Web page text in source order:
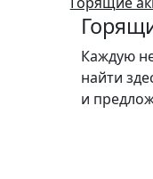
Каждую
найти
и